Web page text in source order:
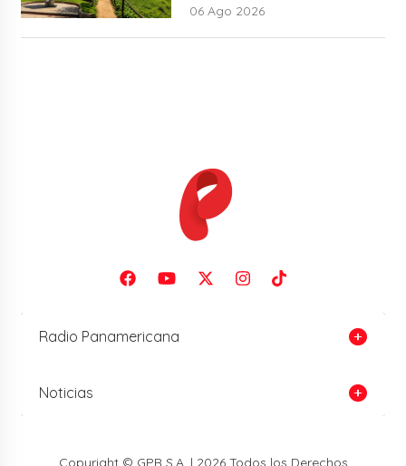
06 Ago 2026
Radio Panamericana
Noticias
Copyright © GPR S.A. | 2026 Todos los Derechos